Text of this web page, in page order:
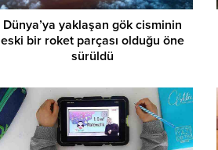
Dünya’ya yaklaşan gök cisminin
eski bir roket parçası olduğu öne
sürüldü